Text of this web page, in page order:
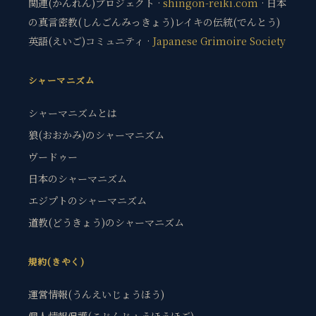
の真言密教(しんごんみっきょう)レイキの伝統(でんとう)
英語(えいご)コミュニティ · Japanese Grimoire Society
シャーマニズム
シャーマニズムとは
狼(おおかみ)のシャーマニズム
ヴードゥー
日本のシャーマニズム
エジプトのシャーマニズム
道教(どうきょう)のシャーマニズム
規約(きやく)
運営情報(うんえいじょうほう)